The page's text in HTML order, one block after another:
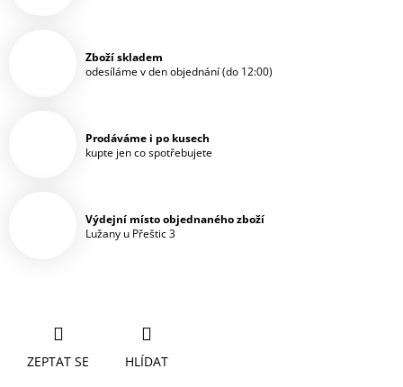
Zboží skladem
odesíláme v den objednání (do 12:00)
Prodáváme i po kusech
kupte jen co spotřebujete
Výdejní místo objednaného zboží
Lužany u Přeštic 3
ZEPTAT SE HLÍDAT